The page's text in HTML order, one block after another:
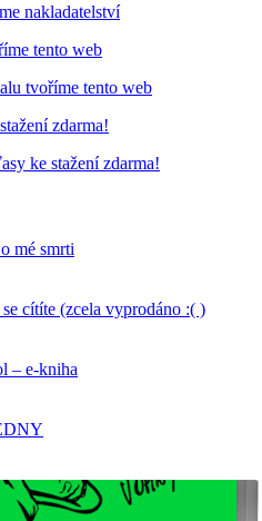
nakladatelství
tvoříme tento web
ke stažení zdarma!
mé smrti
cítíte (zcela vyprodáno :( )
– e-kniha